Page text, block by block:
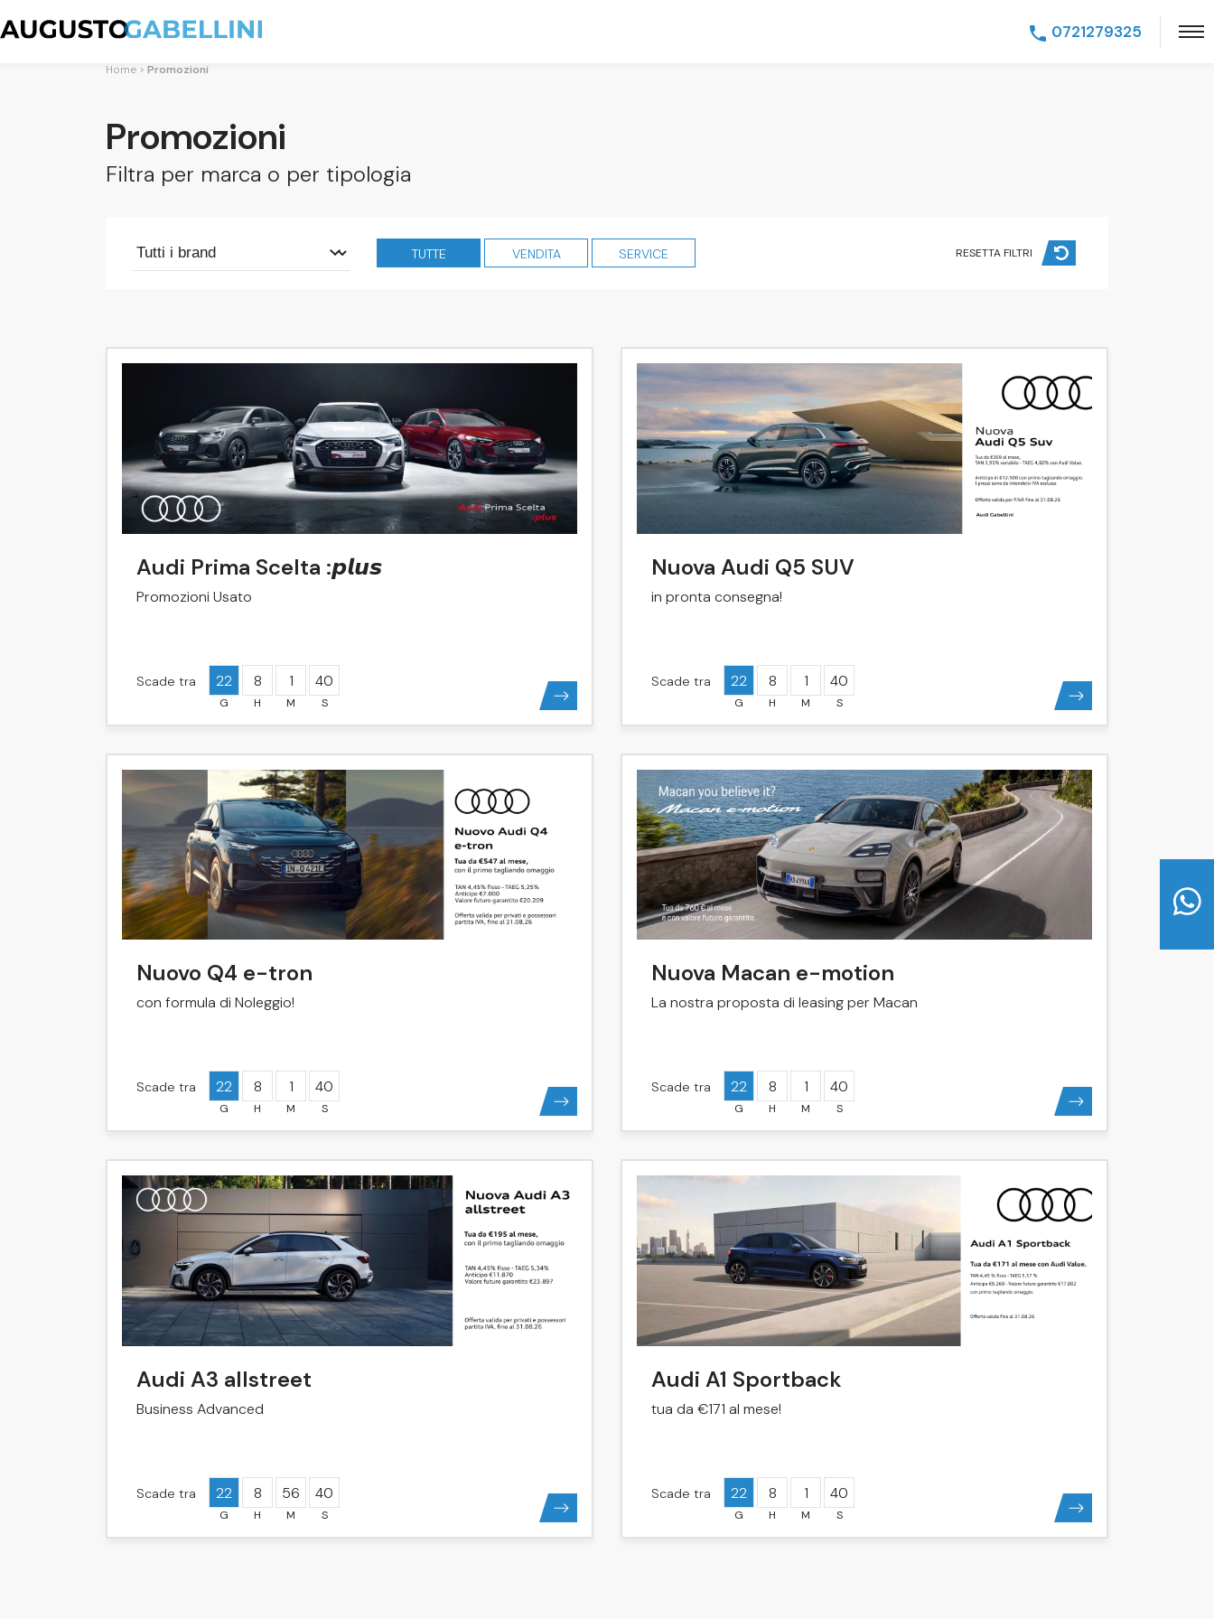
0721279325
Home Promozioni
Promozioni
Filtra per marca o per tipologia
TUTTE VENDITA SERVICE RESETTA FILTRI
Audi Prima Scelta :𝙥𝙡𝙪𝙨
Promozioni Usato
Scade tra 22 8 1 40
Nuova Audi Q5 SUV
in pronta consegna!
Scade tra 22 8 1 40
Nuovo Q4 e-tron
con formula di Noleggio!
Scade tra 22 8 1 40
Nuova Macan e-motion
La nostra proposta di leasing per Macan
Scade tra 22 8 1 40
Audi A3 allstreet
Business Advanced
Scade tra 22 8 56 40
Audi A1 Sportback
tua da €171 al mese!
Scade tra 22 8 1 40